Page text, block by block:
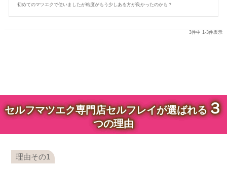
初めてのマツエクで使いましたが粘度がもう少しある方が良かったのかも？
3件中 1-3件表示
セルフマツエク専門店セルフレイが選ばれる３
つの理由